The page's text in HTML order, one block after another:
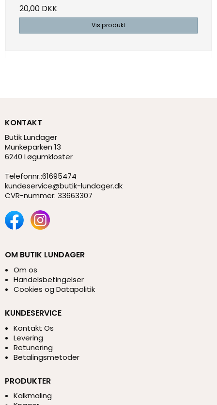
20,00 DKK
Vis produkt
KONTAKT
Butik Lundager
Munkeparken 13
6240 Løgumkloster
Telefonnr.:61695474
kundeservice@butik-lundager.dk
CVR-nummer: 33663307
OM BUTIK LUNDAGER
Om os
Handelsbetingelser
Cookies og Datapolitik
KUNDESERVICE
Kontakt Os
Levering
Retunering
Betalingsmetoder
PRODUKTER
Kalkmaling